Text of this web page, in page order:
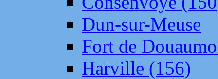
Dun-sur-Meuse
Fort de
Harville (156)